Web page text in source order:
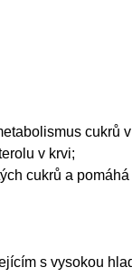
cukrů
v krvi;
cukrů a
s vysokou